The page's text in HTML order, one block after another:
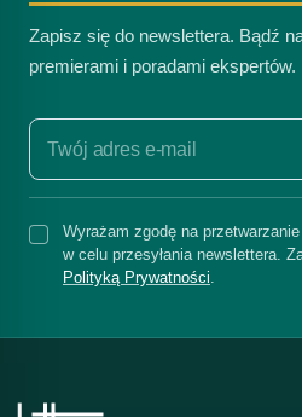
Zapisz się do newslettera. Bądź
premierami i poradami ekspertów.
Wyrażam zgodę na
w celu przesyłania newslettera.
Polityką Prywatności.